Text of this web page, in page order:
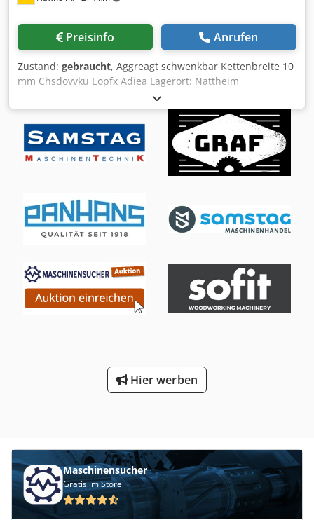
Bauweise, alle Motoren Frequenzgeregelt (Siemens)
Drehzahlen stufenlos in Gleich.- und Gegenlauf regelbar.
Adisa Die Anlage ist in einem sehr guten Zustand wurde
wenig benutzt nur ca. 180 Betriebstunden und ist deshalb
als neuwertig zu bezeichnen. Diese Oberflächenmaschine
diente nur als Ausweichslinie in einer Parkettproduktion
und war nur für bestimmte Oberflächentechniken im
Einsatz, deshalb auch die wenigen Betriebsstunden, das
heist das diese Linie nur sporadisch von 2019-2022 im
Einsatz war. 2023 wurde unsere Firma verkleinert und ist
deshalb im fast absoluten Neuzustand! Diese Anlage
kommt aber nun bei uns nichtmehr zum Einsatz und wird
deshalb verkauft, der Neupreis dieser Linie war 2019 ca.
Diese Oberflächenanlage kann gerne nach vorheriger
Absprache besichtigt werden. Bei Bedarf können wir zu
dieser Anlage auch noch 10Stück Trockenhordenwägen
verkaufen. (You Tube Video dient nur als Beispielvideo
Preisinfo Anrufen
Zustand: gebraucht, Aggreagt schwenkbar Kettenbreite 10
mm Chsdovvku Eopfx Adiea Lagerort: Nattheim
Hier werben
Maschinensucher
Gratis im Store